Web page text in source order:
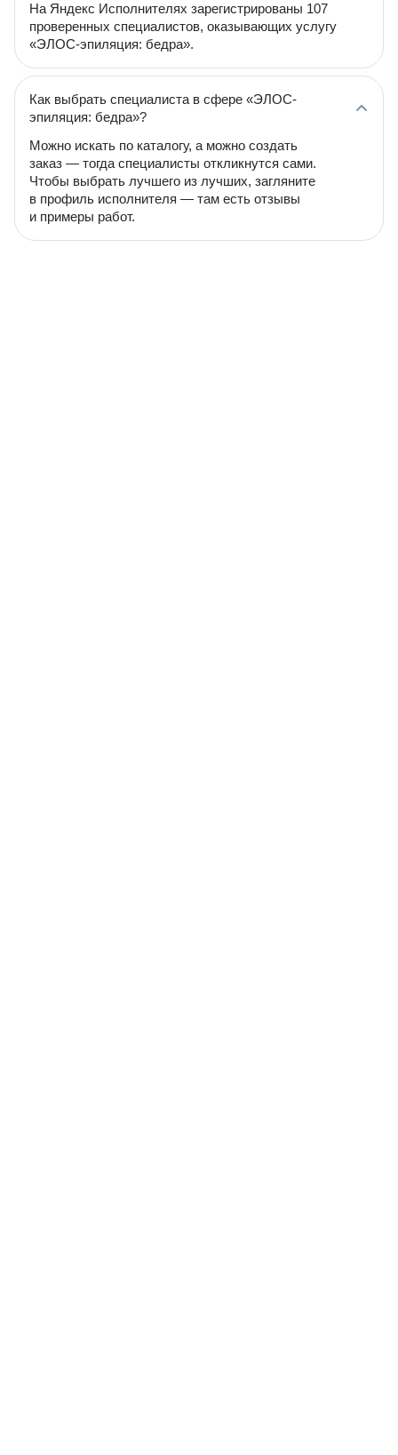
На Яндекс Исполнителях зарегистрированы 107
проверенных специалистов, оказывающих услугу
«ЭЛОС-эпиляция: бедра».
Как выбрать специалиста в сфере «ЭЛОС-
эпиляция: бедра»?
Можно искать по каталогу, а можно создать
заказ — тогда специалисты откликнутся сами.
Чтобы выбрать лучшего из лучших, загляните
в профиль исполнителя — там есть отзывы
и примеры работ.